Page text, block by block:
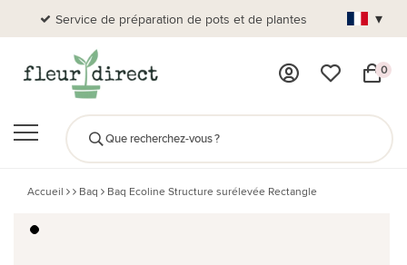
Service de préparation de pots et de plantes Plus
▾
0
Accueil Baq Baq Ecoline Structure surélevée Rectangle